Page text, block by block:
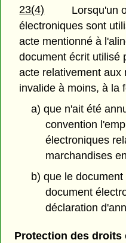
23(4)
Lorsqu'un
électroniques sont
acte mentionné à
document écrit utilisé
acte relativement aux
invalide à moins, à la
a) que n'ait été
convention
électroniques
marchandises
b) que le
document
déclaration
Protection des droits